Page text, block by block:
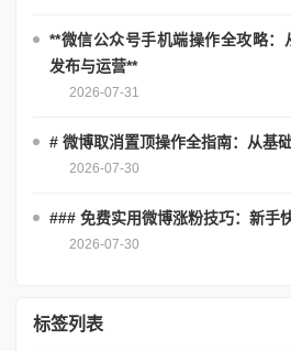
**微信公众号手机端操作全攻略
发布与运营**
2026-07-31
# 微博取消置顶操作全指南：从基
2026-07-30
### 免费实用微博涨粉技巧：新手
2026-07-30
标签列表